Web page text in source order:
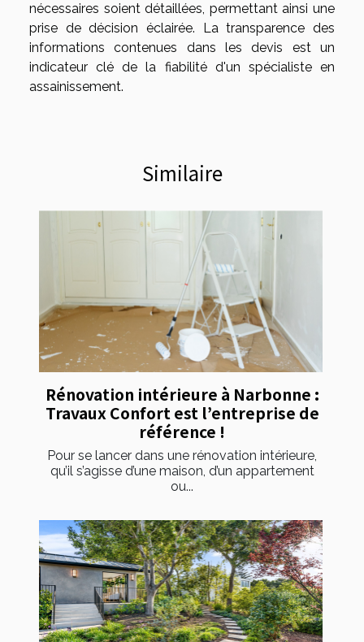
nécessaires soient détaillées, permettant ainsi une
prise de décision éclairée. La transparence des
informations contenues dans les devis est un
indicateur clé de la fiabilité d'un spécialiste en
assainissement.
Similaire
Rénovation intérieure à Narbonne :
Travaux Confort est l’entreprise de
référence !
Pour se lancer dans une rénovation intérieure,
qu’il s’agisse d’une maison, d’un appartement
ou...